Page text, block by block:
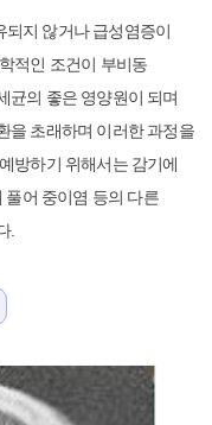
지 않거나 급성염증이
적인 조건이 부비동
균의 좋은 영양원이 되며
을 초래하며 이러한 과정을
방하기 위해서는 감기에
풀어 중이염 등의 다른
.